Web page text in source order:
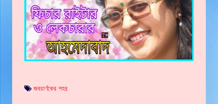
জবচার্ণকের শহর